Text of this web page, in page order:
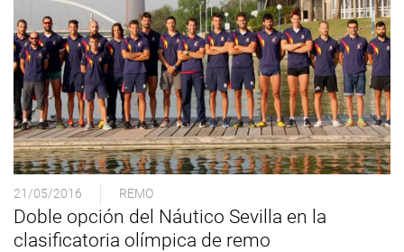
21/05/2016 REMO
Doble opción del Náutico Sevilla en la
clasificatoria olímpica de remo